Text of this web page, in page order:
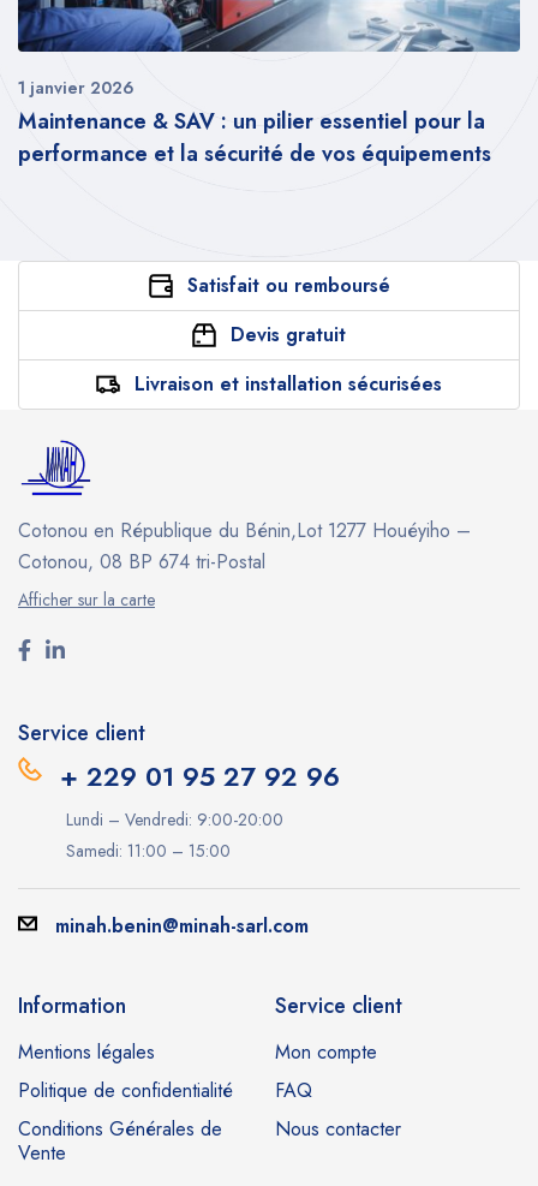
Maintenance & SAV : un pilier essentiel pour la
performance et la sécurité de vos équipements
1 janvier 2026
Satisfait ou remboursé
Devis gratuit
Livraison et installation sécurisées
Cotonou en République du Bénin,Lot 1277 Houéyiho –
Cotonou, 08 BP 674 tri-Postal
Afficher sur la carte
Service client
+ 229 01 95 27 92 96
Lundi – Vendredi: 9:00-20:00
Samedi: 11:00 – 15:00
minah.benin@minah-sarl.com
Information
Mentions légales
Politique de confidentialité
Conditions Générales de
Vente
Service client
Mon compte
FAQ
Nous contacter